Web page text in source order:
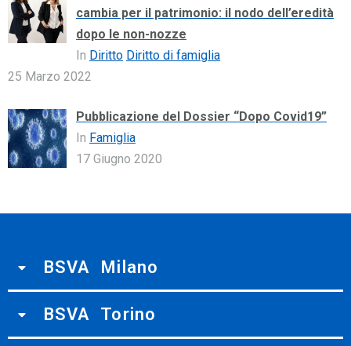
cambia per il patrimonio: il nodo dell’eredità
dopo le non-nozze
In Diritto Diritto di famiglia
25 Marzo 2022
Pubblicazione del Dossier “Dopo Covid19”
In Famiglia
17 Giugno 2020
BSVA Milano
BSVA Torino